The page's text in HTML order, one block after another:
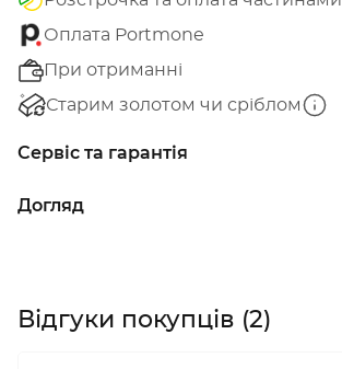
Оплата Portmone
При отриманні
Старим золотом чи сріблом
Сервіс та гарантія
Догляд
Відгуки покупців (2)